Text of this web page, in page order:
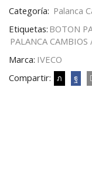
Categoría: Palanca
Etiquetas: BOTON
PALANCA CAMBIOS
Marca: IVECO
Compartir: